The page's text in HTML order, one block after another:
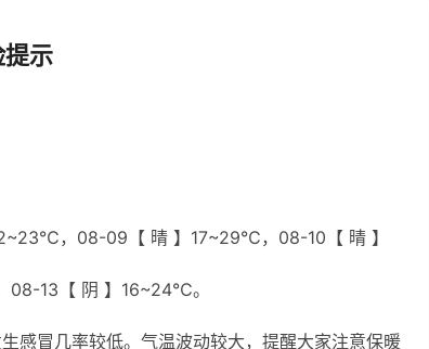
示
，08-09【 晴 】17~29℃，08-10【 晴 】
13【 阴 】16~24℃。
感冒几率较低。气温波动较大，提醒大家注意保暖